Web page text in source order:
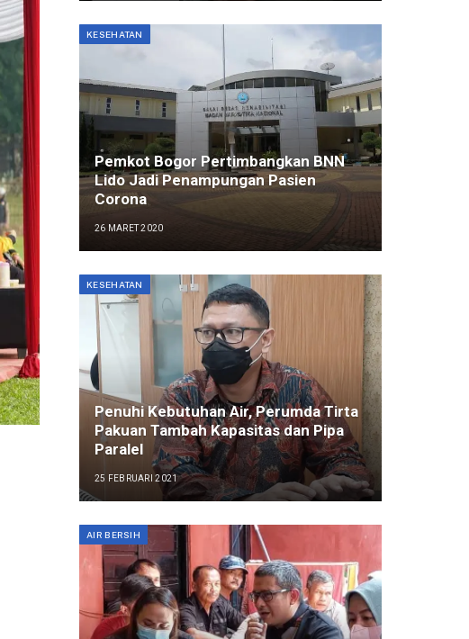
KESEHATAN
Pemkot Bogor Pertimbangkan BNN
Lido Jadi Penampungan Pasien
Corona
26 MARET 2020
KESEHATAN
Penuhi Kebutuhan Air, Perumda Tirta
Pakuan Tambah Kapasitas dan Pipa
Paralel
25 FEBRUARI 2021
AIR BERSIH